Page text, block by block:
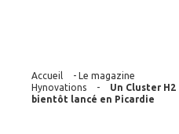
Accueil - Le magazine
Hynovations
-
Un Cluster H2
bientôt lancé en Picardie